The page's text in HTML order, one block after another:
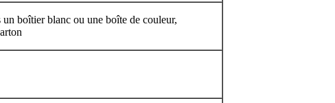
un boîtier blanc ou une boîte de couleur,